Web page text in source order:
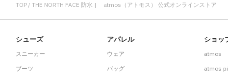
TOP THE NORTH FACE 防水 | atmos（アトモス） 公式オンラインストア
シューズ
スニーカー
ブーツ
アパレル
ウェア
バッグ
ショッ
atmos
atmos